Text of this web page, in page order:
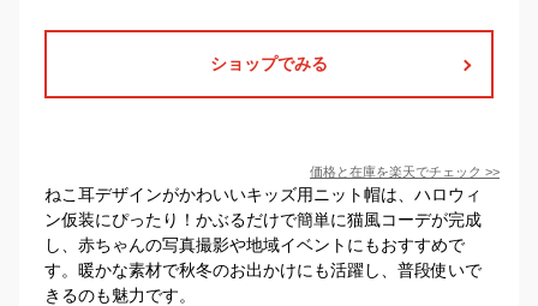
ショップでみる
価格と在庫を楽天でチェック >>
ねこ耳デザインがかわいいキッズ用ニット帽は、ハロウィ
ン仮装にぴったり！かぶるだけで簡単に猫風コーデが完成
し、赤ちゃんの写真撮影や地域イベントにもおすすめで
す。暖かな素材で秋冬のお出かけにも活躍し、普段使いで
きるのも魅力です。